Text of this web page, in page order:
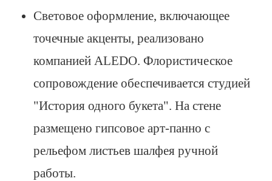
Световое оформление, включающее
точечные акценты, реализовано
компанией ALEDO. Флористическое
сопровождение обеспечивается студией
"История одного букета". На стене
размещено гипсовое арт-панно с
рельефом листьев шалфея ручной
работы.